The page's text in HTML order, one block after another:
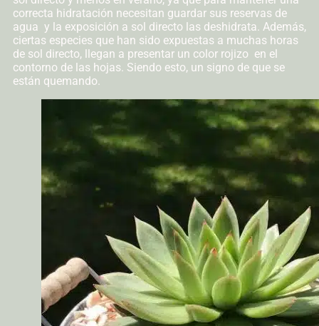
correcta hidratación necesitan guardar sus reservas de
agua y la exposición a sol directo las deshidrata. Además,
ciertas especies que han sido expuestas a muchas horas
de sol directo, llegan a presentar un color rojizo en el
contorno de las hojas. Siendo esto, un signo de que se
están quemando.